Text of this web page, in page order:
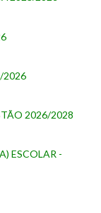
2026
2026/2028
ESCOLAR -